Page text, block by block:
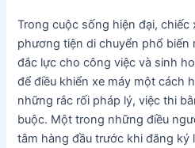
Trong cuộc sống hiện đại, chiếc
phương tiện di chuyển phổ biến
đắc lực cho công việc và sinh
để điều khiển xe máy một cách
những rắc rối pháp lý, việc thi
buộc. Một trong những điều
tâm hàng đầu trước khi đăng ký